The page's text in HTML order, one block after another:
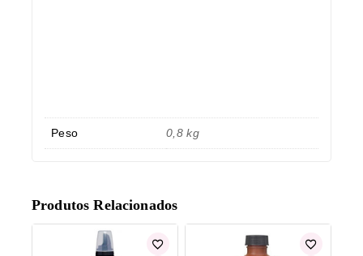
Peso 0,8 kg
Produtos Relacionados